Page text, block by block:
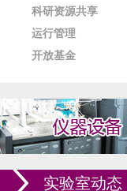
科研资源共享
运行管理
开放基金
实验室动态